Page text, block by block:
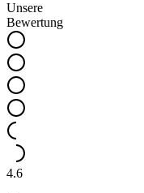
Unsere
Bewertung
4.6